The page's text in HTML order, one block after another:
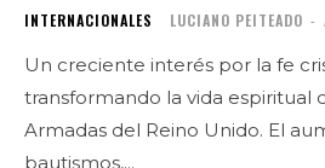
INTERNACIONALES LUCIANO PEITEADO -
Un creciente interés por la fe
transformando la vida espiritual
Armadas del Reino Unido. El
bautismos,...